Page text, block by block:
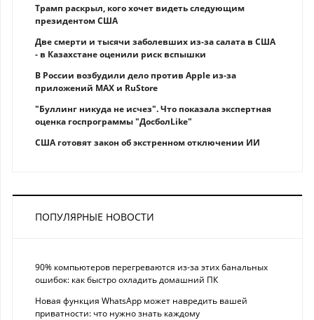
Трамп раскрыл, кого хочет видеть следующим
президентом США
Две смерти и тысячи заболевших из-за салата в США
- в Казахстане оценили риск вспышки
В России возбудили дело против Apple из-за
приложений MAX и RuStore
"Буллинг никуда не исчез". Что показала экспертная
оценка госпрограммы "ДосболLike"
США готовят закон об экстренном отключении ИИ
ПОПУЛЯРНЫЕ НОВОСТИ
90% компьютеров перегреваются из-за этих банальных
ошибок: как быстро охладить домашний ПК
Новая функция WhatsApp может навредить вашей
приватности: что нужно знать каждому